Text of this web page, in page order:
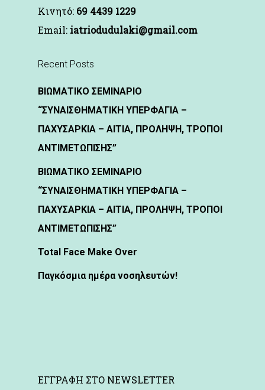
Kινητό: 69 4439 1229
Email: iatriodudulaki@gmail.com
Recent Posts
ΒΙΩΜΑΤΙΚΟ ΣΕΜΙΝΑΡΙΟ
“ΣΥΝΑΙΣΘΗΜΑΤΙΚΗ ΥΠΕΡΦΑΓΙΑ –
ΠΑΧΥΣΑΡΚΙΑ – ΑΙΤΙΑ, ΠΡΟΛΗΨΗ, ΤΡΟΠΟΙ
ΑΝΤΙΜΕΤΩΠΙΣΗΣ”
ΒΙΩΜΑΤΙΚΟ ΣΕΜΙΝΑΡΙΟ
“ΣΥΝΑΙΣΘΗΜΑΤΙΚΗ ΥΠΕΡΦΑΓΙΑ –
ΠΑΧΥΣΑΡΚΙΑ – ΑΙΤΙΑ, ΠΡΟΛΗΨΗ, ΤΡΟΠΟΙ
ΑΝΤΙΜΕΤΩΠΙΣΗΣ”
Total Face Make Over
Παγκόσμια ημέρα νοσηλευτών!
ΕΓΓΡΑΦΗ ΣΤΟ NEWSLETTER